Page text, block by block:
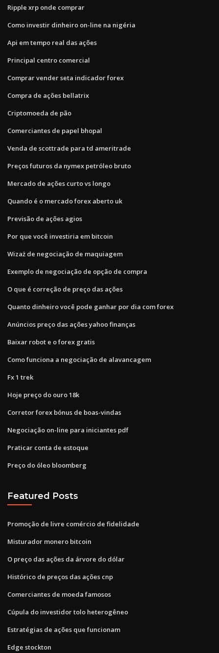
Ripple xrp onde comprar
Como investir dinheiro on-line na nigéria
Api em tempo real das ações
Principal centro comercial
Comprar vender seta indicador forex
Compra de ações bellatrix
Criptomoeda de pão
Comerciantes de papel bhopal
Venda de scottrade para td ameritrade
Preços futuros da nymex petróleo bruto
Mercado de ações curto vs longo
Quando é o mercado forex aberto uk
Previsão de ações agios
Por que você investiria em bitcoin
Wizaż de negociação de maquiagem
Exemplo de negociação de opção de compra
O que é correção de preço das ações
Quanto dinheiro você pode ganhar por dia com forex
Anúncios preço das ações yahoo finanças
Baixar robot e o forex gratis
Como funciona a negociação de alavancagem
Fx 1 trek
Hoje preço do ouro 18k
Corretor forex bónus de boas-vindas
Negociação on-line para iniciantes pdf
Praticar conta de estoque
Preço do óleo bloomberg
Featured Posts
Promoção de livre comércio de fidelidade
Misturador monero bitcoin
O preço das ações da árvore do dólar
Histórico de preços das ações cnp
Comerciantes de moeda famosos
Cúpula do investidor tolo heterogêneo
Estratégias de ações que funcionam
Edge stockton